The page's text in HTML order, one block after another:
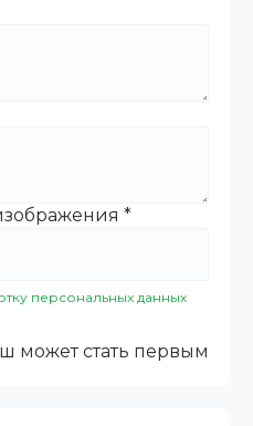
*
персональных данных
может стать первым